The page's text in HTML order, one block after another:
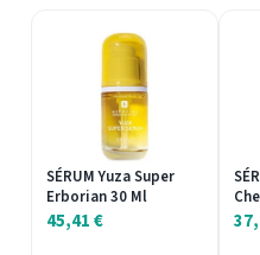
SÉRUM Yuza Super
Erborian 30 Ml
45,41€